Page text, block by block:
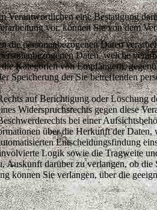
Verantwortlichen eine Bestätigung
vor, können Sie von dem
die personenbezogenen Daten
Daten, welche
Kategorien von Empfängern,
Speicherung der Sie betreffenden
auf Berichtigung oder Löschung
Widerspruchsrechts gegen diese
bei einer
über die Herkunft der Daten,
Entscheidungsfindung
Logik sowie die Tragweite
Auskunft darüber zu verlangen, ob
können Sie verlangen, über die